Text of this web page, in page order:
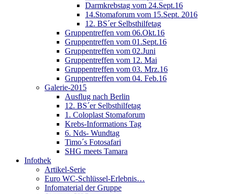
Darmkrebstag vom 24.Sept.16
14.Stomaforum vom 15.Sept. 2016
12. BS´er Selbsthilfetag
Gruppentreffen vom 06.Okt.16
Gruppentreffen vom 01.Sept.16
Gruppentreffen vom 02.Juni
Gruppentreffen vom 12. Mai
Gruppentreffen vom 03. Mrz.16
Gruppentreffen vom 04. Feb.16
Galerie-2015
Ausflug nach Berlin
12. BS´er Selbsthilfetag
1. Coloplast Stomaforum
Krebs-Informations Tag
6. Nds- Wundtag
Timo´s Fotosafari
SHG meets Tamara
Infothek
Artikel-Serie
Euro WC-Schlüssel-Erlebnis…
Infomaterial der Gruppe